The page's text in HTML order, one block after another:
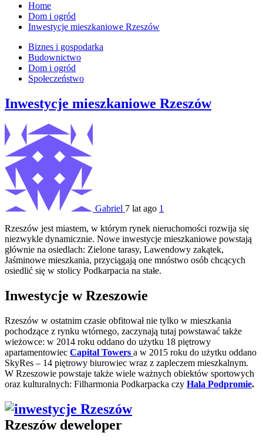
Home
Dom i ogród
Inwestycje mieszkaniowe Rzeszów
Biznes i gospodarka
Budownictwo
Dom i ogród
Społeczeństwo
Inwestycje mieszkaniowe Rzeszów
Gabriel 7 lat ago 1
Rzeszów jest miastem, w którym rynek nieruchomości rozwija się
niezwykle dynamicznie. Nowe inwestycje mieszkaniowe powstają
głównie na osiedlach: Zielone tarasy, Lawendowy zakątek,
Jaśminowe mieszkania, przyciągają one mnóstwo osób chcących
osiedlić się w stolicy Podkarpacia na stałe.
Inwestycje w Rzeszowie
Rzeszów w ostatnim czasie obfitował nie tylko w mieszkania
pochodzące z rynku wtórnego, zaczynają tutaj powstawać także
wieżowce: w 2014 roku oddano do użytku 18 piętrowy
apartamentowiec Capital Towers a w 2015 roku do użytku oddano
SkyRes – 14 piętrowy biurowiec wraz z zapleczem mieszkalnym.
W Rzeszowie powstaje także wiele ważnych obiektów sportowych
oraz kulturalnych: Filharmonia Podkarpacka czy Hala Podpromie.
Rzeszów deweloper